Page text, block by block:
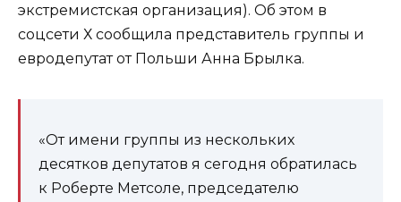
экстремистская организация). Об этом в
соцсети Х сообщила представитель группы и
евродепутат от Польши Анна Брылка.
«От имени группы из нескольких
десятков депутатов я сегодня обратилась
к Роберте Метсоле, председателю